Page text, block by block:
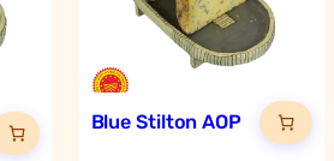
Blue Stilton AOP